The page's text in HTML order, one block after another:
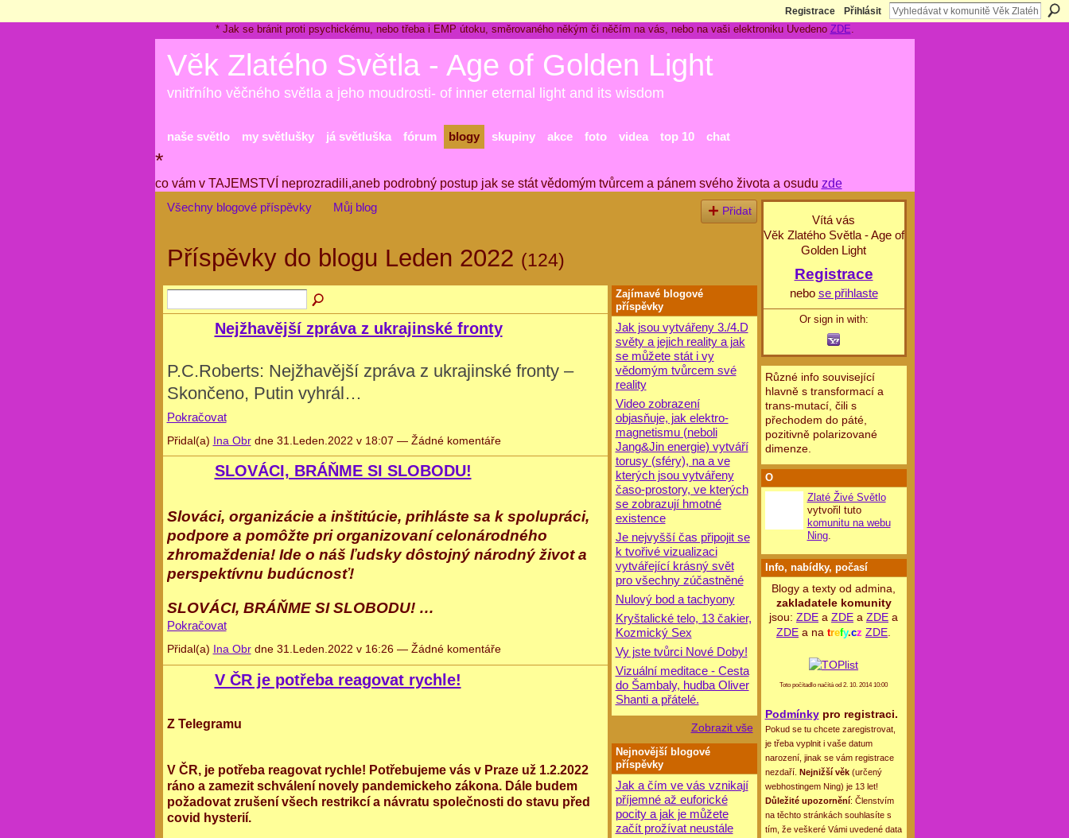
Registrace Přihlásit
* Jak se bránit proti psychickému, nebo třeba i EMP útoku, směrovaného někým či něčím na vás, nebo na vaši elektroniku Uvedeno ZDE.
Věk Zlatého Světla - Age of Golden Light
vnitřního věčného světla a jeho moudrosti- of inner eternal light and its wisdom
naše světlo my světlušky já světluška fórum blogy skupiny akce foto videa top 10 chat
*
co vám v TAJEMSTVÍ neprozradili,aneb podrobný postup jak se stát vědomým tvůrcem a pánem svého života a osudu zde
Všechny blogové příspěvky
Můj blog Přidat
Příspěvky do blogu Leden 2022 (124)
Nejžhavější zpráva z ukrajinské fronty
P.C.Roberts: Nejžhavější zpráva z ukrajinské fronty –
Skončeno, Putin vyhrál…
Pokračovat
Přidal(a) Ina Obrdne 31.Leden.2022 v 18:07 — Žádné komentáře
SLOVÁCI, BRÁŇME SI SLOBODU!
Slováci, organizácie a inštitúcie, prihláste sa k spolupráci,
podpore a pomôžte pri organizovaní celonárodného
zhromaždenia! Ide o náš ľudsky dôstojný národný život a
perspektívnu budúcnosť!
SLOVÁCI, BRÁŇME SI SLOBODU! …
Pokračovat
Přidal(a) Ina Obrdne 31.Leden.2022 v 16:26 — Žádné komentáře
V ČR je potřeba reagovat rychle!
Z Telegramu
V ČR, je potřeba reagovat rychle! Potřebujeme vás v Praze už 1.2.2022
ráno a zamezit schválení novely pandemickeho zákona. Dále budem
požadovat zrušení všech restrikcí a návratu společnosti do stavu před
covid hysterií.
Zajímavé blogové
příspěvky
Jak jsou vytvářeny 3./4.D
světy a jejich reality a jak
se můžete stát i vy
vědomým tvůrcem své
reality
Video zobrazení
objasňuje, jak elektro-
magnetismu (neboli
Jang&Jin energie) vytváří
torusy (sféry), na a ve
kterých jsou vytvářeny
časo-prostory, ve kterých
se zobrazují hmotné
existence
Je nejvyšší čas připojit se
k tvořivé vizualizaci
vytvářející krásný svět
pro všechny zúčastněné
Nulový bod a tachyony
Kryštalické telo, 13 čakier,
Kozmický Sex
Vy jste tvůrci Nové Doby!
Vizuální meditace - Cesta
do Šambaly, hudba Oliver
Shanti a přátelé.
Zobrazit vše
Nejnovější blogové
příspěvky
Jak a čím ve vás vznikají
příjemné až euforické
pocity a jak je můžete
začít prožívat neustále
Vítá vás
Věk Zlatého Světla - Age of
Golden Light
Registrace
nebo se přihlaste
Or sign in with:
Různé info související
hlavně s transformací a
trans-mutací, čili s
přechodem do páté,
pozitivně polarizované
dimenze.
O
Zlaté Živé Světlo
vytvořil tuto
komunitu na webu
Ning.
Info, nabídky, počasí
Blogy a texty od admina,
zakladatele komunity
jsou: ZDE a ZDE a ZDE a
ZDE a na trefy.cz ZDE
Toto počítadlo načítá od 2. 10. 2014 10:00
Podmínkypro registraci.
Pokud se tu chcete zaregistrovat,
je třeba vyplnit i vaše datum
narození, jinak se vám registrace
nezdaří. Nejnižší věk(určený
webhostingem Ning) je 13 let!
Důležité upozornění: Členstvím
na těchto stránkách souhlasíte s
tím, že veškeré Vámi uvedené data